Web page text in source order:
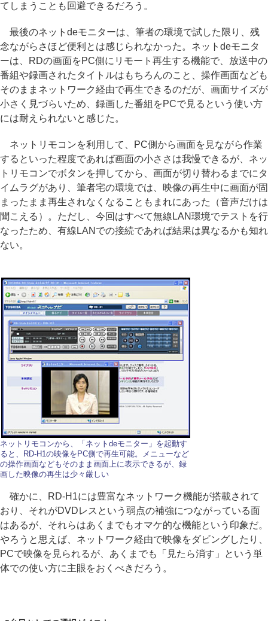
てしまうことも回避できるだろう。
最後のネットdeモニターは、筆者の環境で試した限り、残
念ながらさほど便利とは感じられなかった。ネットdeモニタ
ーは、RDの画面をPC側にリモート再生する機能で、放送中の
番組や録画されたタイトルはもちろんのこと、操作画面なども
そのままネットワーク経由で再生できるのだが、画面サイズが
小さく見づらいため、録画した番組をPCで見るという使い方
には耐えられないと感じた。
ネットリモコンを利用して、PC側から画面を見ながら作業
するといった程度であれば画面の小ささは我慢できるが、ネッ
トリモコンでボタンを押してから、画面が切り替わるまでにタ
イムラグがあり、筆者宅の環境では、映像の再生中に画面が固
まったまま再生されなくなることもまれにあった（音声だけは
聞こえる）。ただし、今回はすべて無線LAN環境でテストを行
なったため、有線LANでの接続であれば結果は異なるかも知れ
ない。
ネットリモコンから、「ネットdeモニター」を起動す
ると、RD-H1の映像をPC側で再生可能。メニューなど
の操作画面などもそのまま画面上に表示できるが、録
画した映像の再生は少々厳しい
確かに、RD-H1には豊富なネットワーク機能が搭載されて
おり、それがDVDレスという弱点の補強につながっている面
はあるが、それらはあくまでもオマケ的な機能という印象だ。
やろうと思えば、ネットワーク経由で映像をダビングしたり、
PCで映像を見られるが、あくまでも「見たら消す」という単
体での使い方に主眼をおくべきだろう。